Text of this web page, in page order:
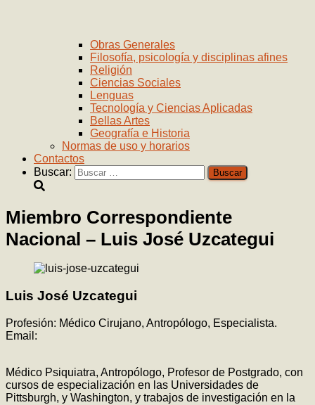
Obras Generales
Filosofía, psicología y disciplinas afines
Religión
Ciencias Sociales
Lenguas
Tecnología y Ciencias Aplicadas
Bellas Artes
Geografía e Historia
Normas de uso y horarios
Contactos
Buscar:
Miembro Correspondiente
Nacional – Luis José Uzcategui
Luis José Uzcategui
Profesión: Médico Cirujano, Antropólogo, Especialista.
Email:
Médico Psiquiatra, Antropólogo, Profesor de Postgrado, con
cursos de especialización en las Universidades de
Pittsburgh, y Washington, y trabajos de investigación en la